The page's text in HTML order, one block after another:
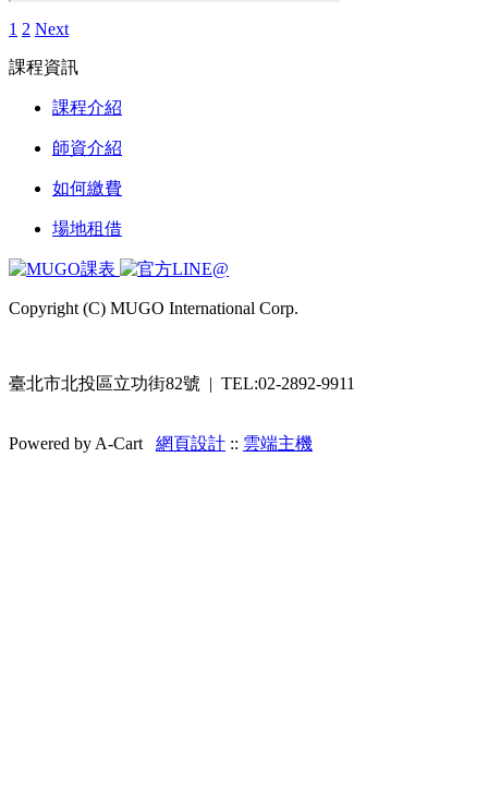
1 2 Next
課程資訊
課程介紹
師資介紹
如何繳費
場地租借
Copyright (C) MUGO International Corp.
臺北市北投區立功街82號 | TEL:02-2892-9911
Powered by A-Cart 網頁設計 :: 雲端主機